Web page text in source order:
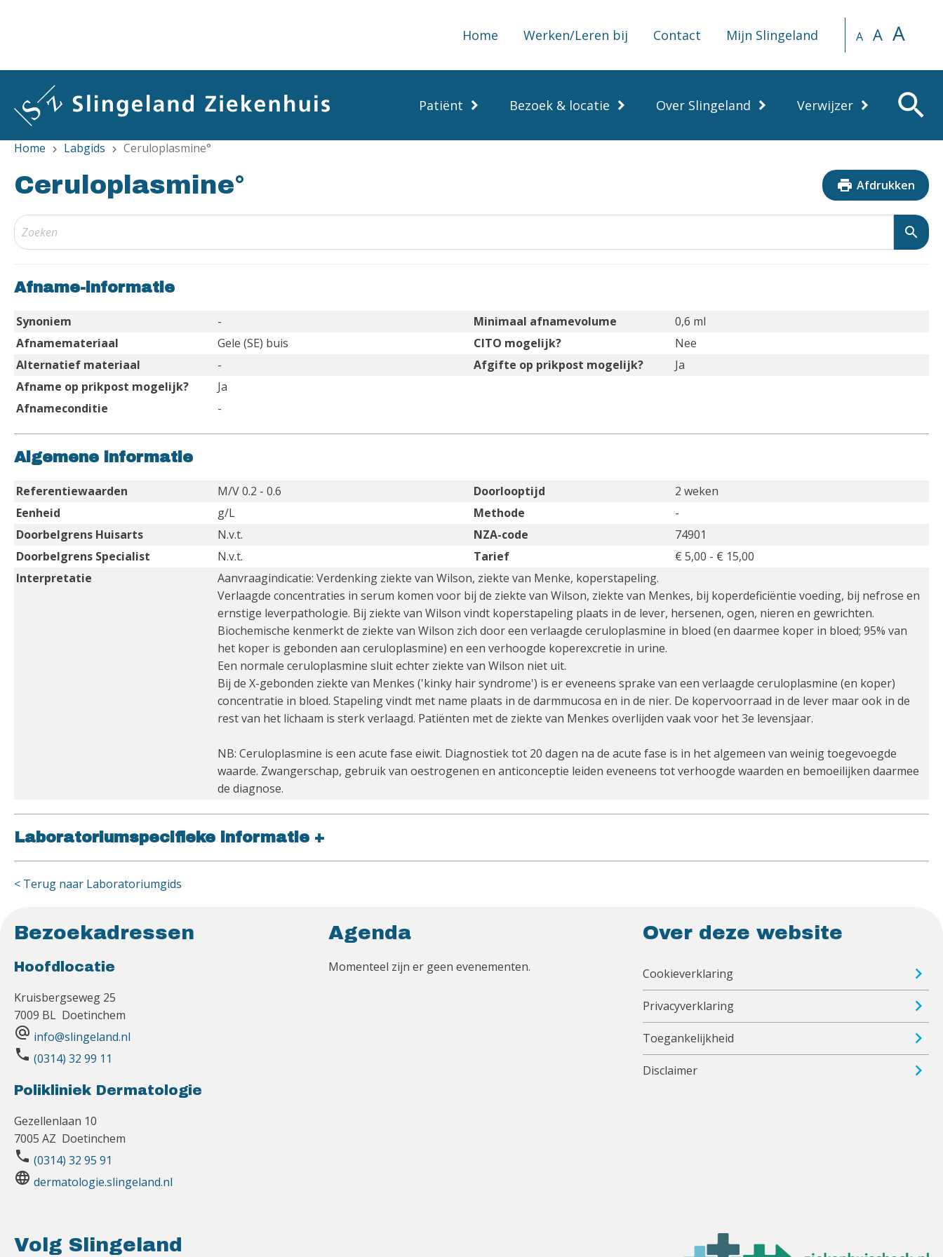
Home Werken/Leren bij Contact Mijn Slingeland A A A
Patiënt Bezoek & locatie Over Slingeland Verwijzer search
Home chevron_right Labgids chevron_right Ceruloplasmine°
Ceruloplasmine° print Afdrukken
search
Afname-informatie
Synoniem - Minimaal afnamevolume
0,6 ml
Afnamemateriaal
Gele (SE) buis CITO mogelijk?
Nee
Alternatief materiaal
- Afgifte op prikpost mogelijk?
Ja
Afname op prikpost mogelijk?
Ja
Afnameconditie
-
Algemene informatie
Referentiewaarden M/V 0.2 - 0.6 Doorlooptijd
2 weken
Eenheid
g/L Methode
-
Doorbelgrens Huisarts
N.v.t. NZA-code
74901
Doorbelgrens Specialist
N.v.t. Tarief
€ 5,00 - € 15,00
Interpretatie
Aanvraagindicatie: Verdenking ziekte van Wilson, ziekte van Menke, koperstapeling.
Verlaagde concentraties in serum komen voor bij de ziekte van Wilson, ziekte van Menkes, bij koperdeficiëntie voeding, bij nefrose en
ernstige leverpathologie. Bij ziekte van Wilson vindt koperstapeling plaats in de lever, hersenen, ogen, nieren en gewrichten.
Biochemische kenmerkt de ziekte van Wilson zich door een verlaagde ceruloplasmine in bloed (en daarmee koper in bloed; 95% van
het koper is gebonden aan ceruloplasmine) en een verhoogde koperexcretie in urine.
Een normale ceruloplasmine sluit echter ziekte van Wilson niet uit.
Bij de X-gebonden ziekte van Menkes ('kinky hair syndrome') is er eveneens sprake van een verlaagde ceruloplasmine (en koper)
concentratie in bloed. Stapeling vindt met name plaats in de darmmucosa en in de nier. De kopervoorraad in de lever maar ook in de
rest van het lichaam is sterk verlaagd. Patiënten met de ziekte van Menkes overlijden vaak voor het 3e levensjaar.
NB: Ceruloplasmine is een acute fase eiwit. Diagnostiek tot 20 dagen na de acute fase is in het algemeen van weinig toegevoegde
waarde. Zwangerschap, gebruik van oestrogenen en anticonceptie leiden eveneens tot verhoogde waarden en bemoeilijken daarmee
de diagnose.
Laboratoriumspecifieke informatie +
< Terug naar Laboratoriumgids
Bezoekadressen
Hoofdlocatie
Kruisbergseweg 25
7009 BL Doetinchem
alternate_email info@slingeland.nl
phone (0314) 32 99 11
Polikliniek Dermatologie
Gezellenlaan 10
7005 AZ Doetinchem
phone (0314) 32 95 91
language dermatologie.slingeland.nl
Volg Slingeland
Agenda
Momenteel zijn er geen evenementen.
Over deze website
Cookieverklaring
Privacyverklaring
Toegankelijkheid
Disclaimer